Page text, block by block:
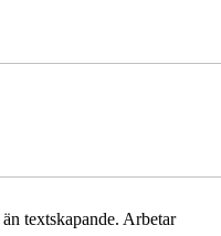
textskapande. Arbetar